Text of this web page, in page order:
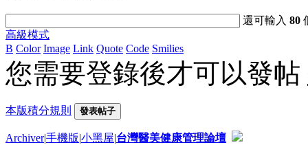
還可輸入80
高級模式
B Color Image Link Quote Code Smilies
您需要登錄後才可以發帖
本版積分規則 發表帖子
Archiver|手機版|小黑屋|台灣醫美健康管理論壇